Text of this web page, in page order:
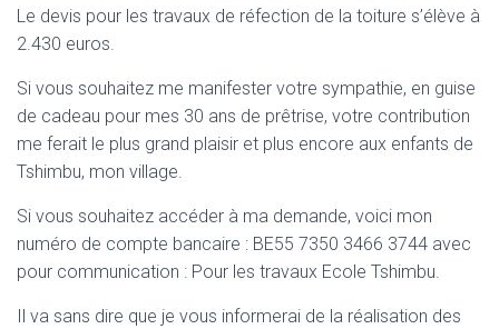
Le devis pour les travaux de réfection de la toiture s’élève à
2.430 euros.
Si vous souhaitez me manifester votre sympathie, en guise
de cadeau pour mes 30 ans de prêtrise, votre contribution
me ferait le plus grand plaisir et plus encore aux enfants de
Tshimbu, mon village.
Si vous souhaitez accéder à ma demande, voici mon
numéro de compte bancaire : BE55 7350 3466 3744 avec
pour communication : Pour les travaux Ecole Tshimbu.
Il va sans dire que je vous informerai de la réalisation des